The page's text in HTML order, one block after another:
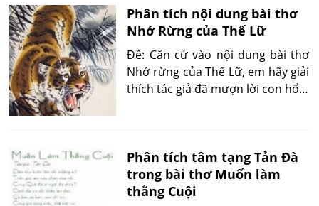
đang bị giam hãm, mất tự do...'
Phân tích nội dung bài thơ
Nhớ Rừng của Thế Lữ
Đề: Căn cứ vào nội dung bài thơ
Nhớ rừng của Thế Lữ, em hãy giải
thích tác giả đã mượn lời con hổ ở
Phân tích tâm tạng Tản Đà
trong bài thơ Muốn làm
thằng Cuội